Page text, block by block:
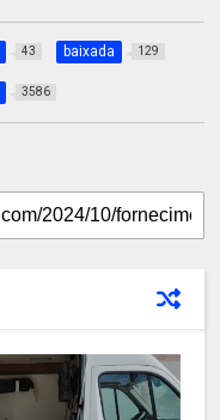
43 baixada 129
3586